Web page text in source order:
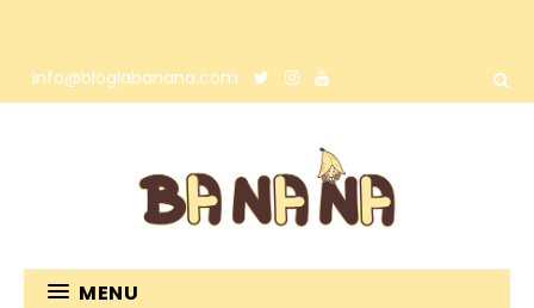
info@bloglabanana.com
MENU